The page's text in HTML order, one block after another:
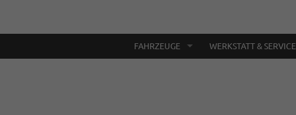
FAHRZEUGE WERKSTATT & SERVICE